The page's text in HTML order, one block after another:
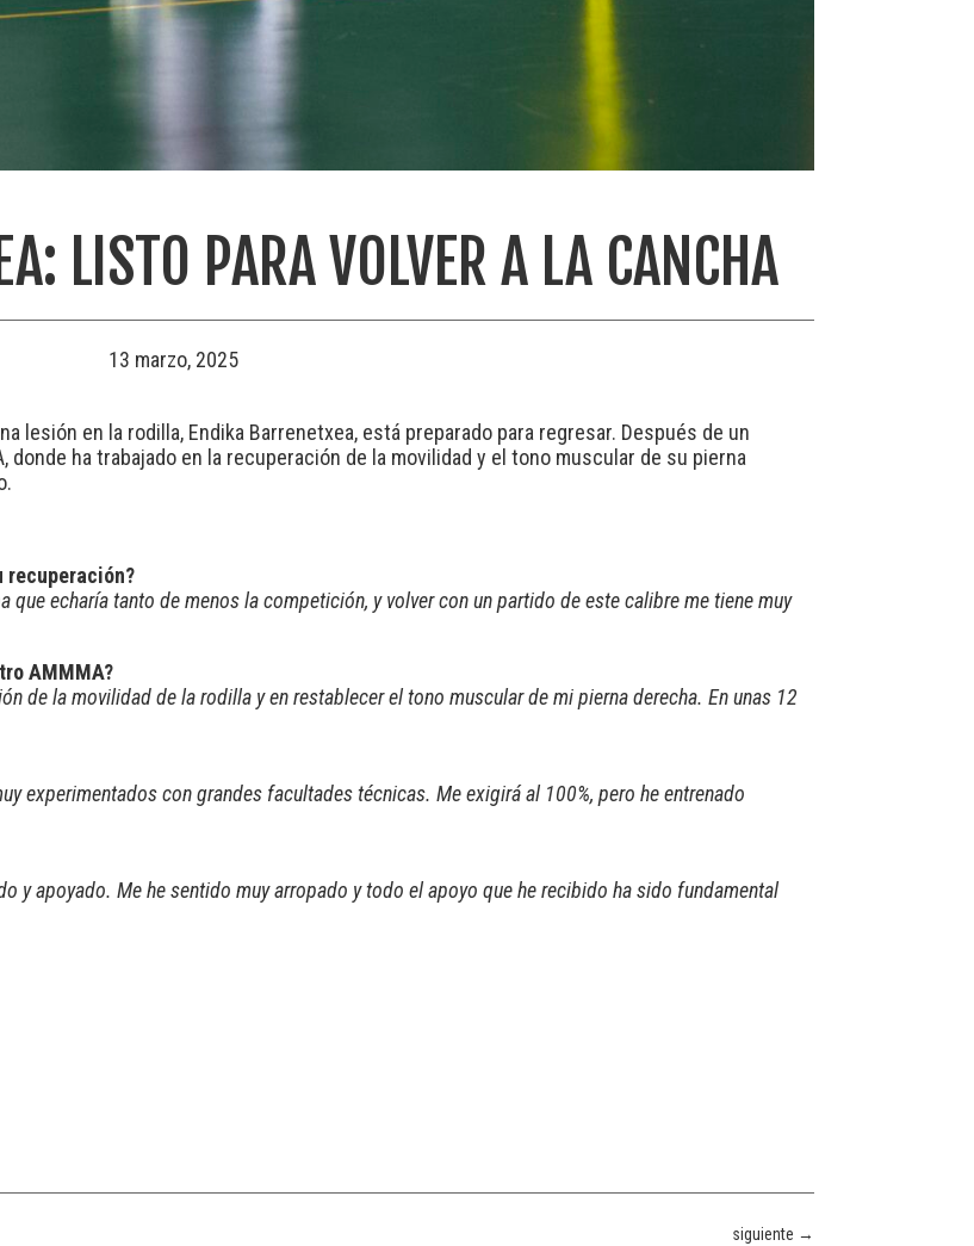
LISTO PARA VOLVER A LA CANCHA
13 marzo, 2025
lesión en la rodilla, Endika Barrenetxea, está preparado para regresar. Después de un
ha trabajado en la recuperación de la movilidad y el tono muscular de su pierna
recuperación?
echaría tanto de menos la competición, y volver con un partido de este calibre me tiene muy
AMMMA?
de la movilidad de la rodilla y en restablecer el tono muscular de mi pierna derecha. En unas 12
experimentados con grandes facultades técnicas. Me exigirá al 100%, pero he entrenado
y apoyado. Me he sentido muy arropado y todo el apoyo que he recibido ha sido fundamental
siguiente →